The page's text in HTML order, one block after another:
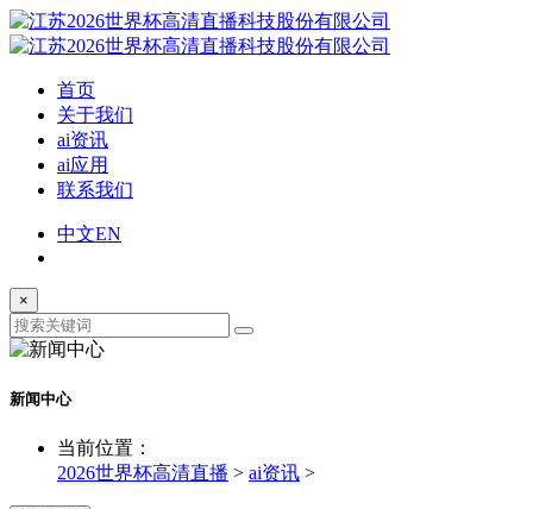
首页
关于我们
ai资讯
ai应用
联系我们
中文EN
×
新闻中心
当前位置：
2026世界杯高清直播 > ai资讯 >